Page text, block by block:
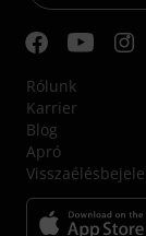
Rólunk
Karrier
Blog
Apró